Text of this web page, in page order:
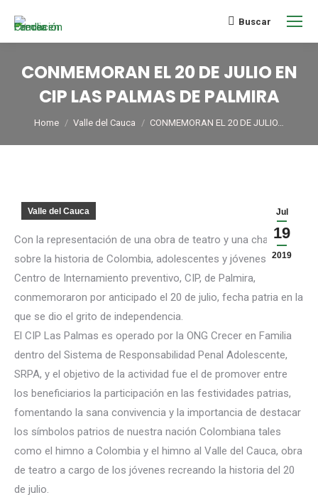
Buscar
CONMEMORAN EL 20 DE JULIO EN
CIP LAS PALMAS DE PALMIRA
You are here:
Home Valle del Cauca CONMEMORAN EL 20 DE JULIO…
Jul
19
2019
Valle del Cauca
Con la representación de una obra de teatro y una charla
sobre la historia de Colombia, adolescentes y jóvenes del
Centro de Internamiento preventivo, CIP, de Palmira,
conmemoraron por anticipado el 20 de julio, fecha patria en la
que se dio el grito de independencia.
El CIP Las Palmas es operado por la ONG Crecer en Familia
dentro del Sistema de Responsabilidad Penal Adolescente,
SRPA, y el objetivo de la actividad fue el de promover entre
los beneficiarios la participación en las festividades patrias,
fomentando la sana convivencia y la importancia de destacar
los símbolos patrios de nuestra nación Colombiana tales
como el himno a Colombia y el himno al Valle del Cauca, obra
de teatro a cargo de los jóvenes recreando la historia del 20
de julio.